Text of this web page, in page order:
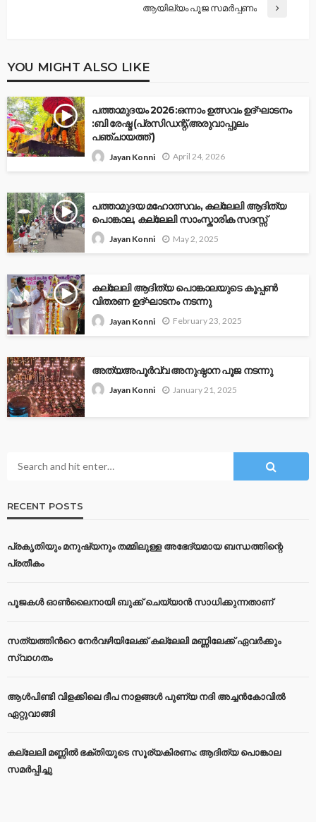
ആയില്യം പൂജ സമർപ്പണം
YOU MIGHT ALSO LIKE
പത്താമുദയം 2026:ഒന്നാം ഉത്സവം ഉദ്ഘാടനം
:ബി രേഷ്മ (പ്രസിഡന്റ്,അരുവാപ്പുലം
പഞ്ചായത്ത്‌ )
Jayan Konni April 24, 2026
പത്താമുദയ മഹോത്സവം, കല്ലേലി ആദിത്യ
പൊങ്കാല, കല്ലേലി സാംസ്കാരിക സദസ്സ്
Jayan Konni May 2, 2025
കല്ലേലി ആദിത്യ പൊങ്കാലയുടെ കൂപ്പൺ
വിതരണ ഉദ്ഘാടനം നടന്നു
Jayan Konni February 23, 2025
അത്യഅപൂര്‍വ്വ അനുഷ്ഠാന പൂജ നടന്നു
Jayan Konni January 21, 2025
RECENT POSTS
പ്രകൃതിയും മനുഷ്യനും തമ്മിലുള്ള അഭേദ്യമായ ബന്ധത്തിന്റെ
പ്രതീകം
പൂജകൾ ഓൺലൈനായി ബുക്ക് ചെയ്യാൻ സാധിക്കുന്നതാണ്
സത്യത്തിന്‍റെ നേര്‍വഴിയിലേക്ക് കല്ലേലി മണ്ണിലേക്ക് ഏവർക്കും
സ്വാഗതം
ആൾപിണ്ടി വിളക്കിലെ ദീപ നാളങ്ങൾ പുണ്യ നദി അച്ചൻകോവിൽ
ഏറ്റുവാങ്ങി
കല്ലേലി മണ്ണില്‍ ഭക്തിയുടെ സൂര്യകിരണം: ആദിത്യ പൊങ്കാല
സമര്‍പ്പിച്ചു